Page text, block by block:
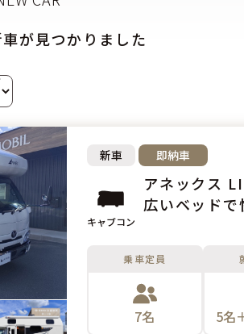
が見つかりました
新車 即納車
キャブコン
アネックス
広いベッド
乗車定員
7名 5名